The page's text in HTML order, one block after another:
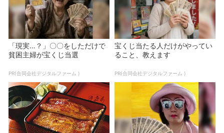
「現実…？」〇〇をしただけで
貧困主婦が宝くじ当選
PR(合同会社デジタルファーム )
宝くじ当たる人だけがやってい
ること、教えます
PR(合同会社デジタルファーム )